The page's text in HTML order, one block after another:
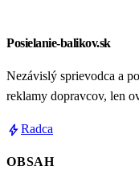
Posielanie-balikov.sk
Nezávislý sprievodca a
reklamy dopravcov, len
boltRadca
OBSAH